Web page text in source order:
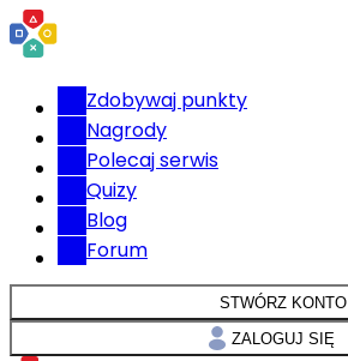
Zdobywaj punkty
Nagrody
Polecaj serwis
Quizy
Blog
Forum
STWÓRZ KONTO
ZALOGUJ SIĘ